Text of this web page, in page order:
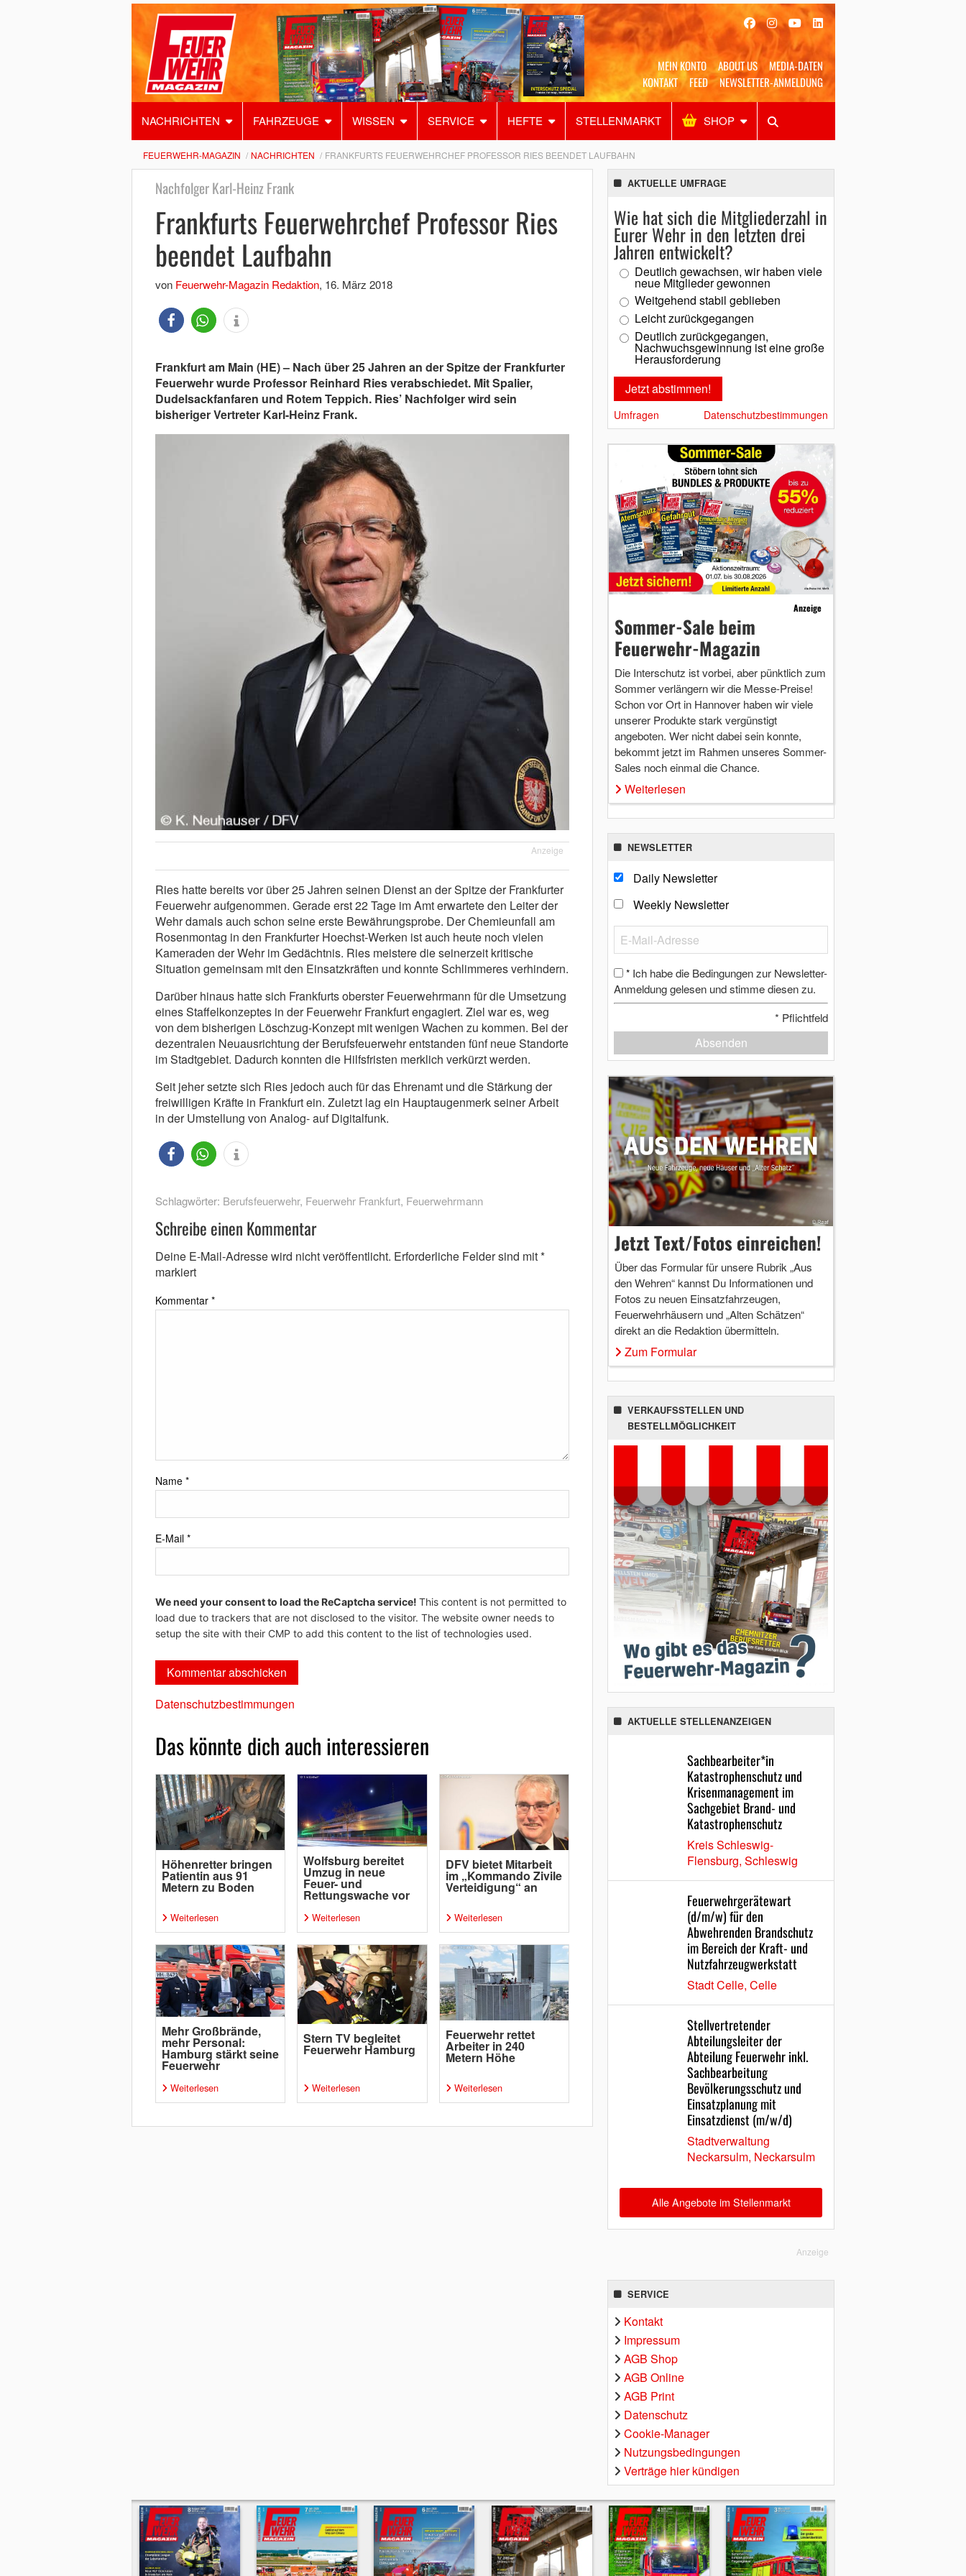
MEIN KONTO ABOUT US
MEDIA-DATEN
KONTAKT
FEED NEWSLETTER-ANMELDUNG
NACHRICHTEN FAHRZEUGE WISSEN SERVICE HEFTE STELLENMARKT SHOP
Alles Shop SUCHEN
FEUERWEHR-MAGAZIN NACHRICHTEN FRANKFURTS FEUERWEHRCHEF PROFESSOR RIES BEENDET LAUFBAHN
Nachfolger Karl-Heinz Frank
Frankfurts Feuerwehrchef Professor Ries
beendet Laufbahn
von Feuerwehr-Magazin Redaktion, 16. März 2018
Frankfurt am Main (HE) – Nach über 25 Jahren an der Spitze der Frankfurter
Feuerwehr wurde Professor Reinhard Ries verabschiedet. Mit Spalier,
Dudelsackfanfaren und Rotem Teppich. Ries’ Nachfolger wird sein
bisheriger Vertreter Karl-Heinz Frank.
Anzeige
Ries hatte bereits vor über 25 Jahren seinen Dienst an der Spitze der Frankfurter
Feuerwehr aufgenommen. Gerade erst 22 Tage im Amt erwartete den Leiter der
Wehr damals auch schon seine erste Bewährungsprobe. Der Chemieunfall am
Rosenmontag in den Frankfurter Hoechst-Werken ist auch heute noch vielen
Kameraden der Wehr im Gedächtnis. Ries meistere die seinerzeit kritische
Situation gemeinsam mit den Einsatzkräften und konnte Schlimmeres verhindern.
Darüber hinaus hatte sich Frankfurts oberster Feuerwehrmann für die Umsetzung
eines Staffelkonzeptes in der Feuerwehr Frankfurt engagiert. Ziel war es, weg
von dem bisherigen Löschzug-Konzept mit wenigen Wachen zu kommen. Bei der
dezentralen Neuausrichtung der Berufsfeuerwehr entstanden fünf neue Standorte
im Stadtgebiet. Dadurch konnten die Hilfsfristen merklich verkürzt werden.
Seit jeher setzte sich Ries jedoch auch für das Ehrenamt und die Stärkung der
freiwilligen Kräfte in Frankfurt ein. Zuletzt lag ein Hauptaugenmerk seiner Arbeit
in der Umstellung von Analog- auf Digitalfunk.
Schlagwörter: Berufsfeuerwehr, Feuerwehr Frankfurt, Feuerwehrmann
Schreibe einen Kommentar
Deine E-Mail-Adresse wird nicht veröffentlicht. Erforderliche Felder sind mit*
markiert
Kommentar *
Name *
E-Mail *
We need your consent to load the ReCaptcha service! This content is not permitted to
load due to trackers that are not disclosed to the visitor. The website owner needs to
setup the site with their CMP to add this content to the list of technologies used.
Datenschutzbestimmungen
Das könnte dich auch interessieren
Höhenretter bringen
Patientin aus 91
Metern zu Boden
Weiterlesen
Wolfsburg bereitet
Umzug in neue
Feuer- und
Rettungswache vor
Weiterlesen
DFV bietet Mitarbeit
im „Kommando Zivile
Verteidigung“ an
Weiterlesen
Mehr Großbrände,
mehr Personal:
Hamburg stärkt seine
Feuerwehr
Weiterlesen
Stern TV begleitet
Feuerwehr Hamburg
Weiterlesen
Feuerwehr rettet
Arbeiter in 240
Metern Höhe
Weiterlesen
AKTUELLE UMFRAGE
Wie hat sich die Mitgliederzahl in
Eurer Wehr in den letzten drei
Jahren entwickelt?
Deutlich gewachsen, wir haben viele
neue Mitglieder gewonnen
Weitgehend stabil geblieben
Leicht zurückgegangen
Deutlich zurückgegangen,
Nachwuchsgewinnung ist eine große
Herausforderung
Umfragen Datenschutzbestimmungen
Anzeige
Sommer-Sale beim
Feuerwehr-Magazin
Die Interschutz ist vorbei, aber pünktlich zum
Sommer verlängern wir die Messe-Preise!
Schon vor Ort in Hannover haben wir viele
unserer Produkte stark vergünstigt
angeboten. Wer nicht dabei sein konnte,
bekommt jetzt im Rahmen unseres Sommer-
Sales noch einmal die Chance.
Weiterlesen
NEWSLETTER
Daily Newsletter
Weekly Newsletter
* Ich habe die Bedingungen zur Newsletter-
Anmeldung gelesen und stimme diesen zu.
* Pflichtfeld
Absenden
Jetzt Text/Fotos einreichen!
Über das Formular für unsere Rubrik „Aus
den Wehren“ kannst Du Informationen und
Fotos zu neuen Einsatzfahrzeugen,
Feuerwehrhäusern und „Alten Schätzen“
direkt an die Redaktion übermitteln.
Zum Formular
VERKAUFSSTELLEN UND
BESTELLMÖGLICHKEIT
AKTUELLE STELLENANZEIGEN
Sachbearbeiter*in
Katastrophenschutz und
Krisenmanagement im
Sachgebiet Brand- und
Katastrophenschutz
Kreis Schleswig-
Flensburg, Schleswig
Feuerwehrgerätewart
(d/m/w) für den
Abwehrenden Brandschutz
im Bereich der Kraft- und
Nutzfahrzeugwerkstatt
Stadt Celle, Celle
Stellvertretender
Abteilungsleiter der
Abteilung Feuerwehr inkl.
Sachbearbeitung
Bevölkerungsschutz und
Einsatzplanung mit
Einsatzdienst (m/w/d)
Stadtverwaltung
Neckarsulm, Neckarsulm
Alle Angebote im Stellenmarkt
Anzeige
SERVICE
Kontakt
Impressum
AGB Shop
AGB Online
AGB Print
Datenschutz
Cookie-Manager
Nutzungsbedingungen
Verträge hier kündigen